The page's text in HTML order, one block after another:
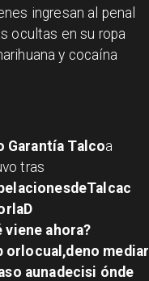
ingresan al penal
ocultas en su ropa
y cocaína
Garantía Talcoa
tras
D
ahora?
orlocual,deno mediar
aunadecisi ónde